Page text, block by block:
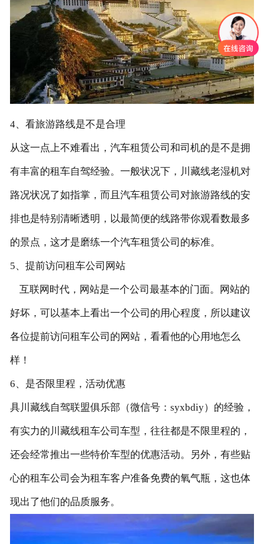
4、看旅游路线是不是合理
从这一点上不难看出，汽车租赁公司和司机的是不是拥
有丰富的租车自驾经验。一般状况下，川藏线老湿机对
路况状况了如指掌，而且汽车租赁公司对旅游路线的安
排也是特别清晰透明，以最简便的线路带你观看数最多
的景点，这才是磨练一个汽车租赁公司的标准。
5、提前访问租车公司网站
互联网时代，网站是一个公司最基本的门面。网站的
好坏，可以基本上看出一个公司的用心程度，所以建议
各位提前访问租车公司的网站，看看他的心用地怎么
样！
6、是否限里程，活动优惠
具川藏线自驾联盟俱乐部（微信号：syxbdiy）的经验，
有实力的川藏线租车公司车型，往往都是不限里程的，
还会经常推出一些特价车型的优惠活动。另外，有些贴
心的租车公司会为租车客户准备免费的氧气瓶，这也体
现出了他们的品质服务。